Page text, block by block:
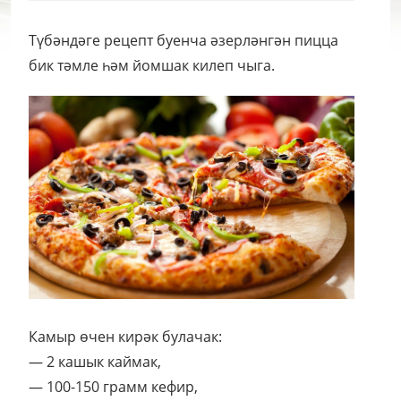
Түбәндәге рецепт буенча әзерләнгән пицца
бик тәмле һәм йомшак килеп чыга.
Камыр өчен кирәк булачак:
— 2 кашык каймак,
— 100-150 грамм кефир,